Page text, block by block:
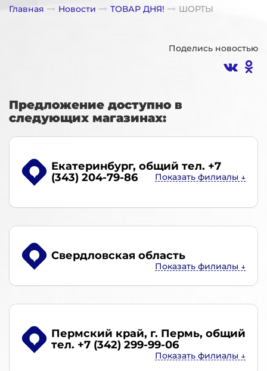
Главная Новости ТОВАР ДНЯ! ШОРТЫ
Поделись новостью
Предложение доступно в
следующих магазинах:
Екатеринбург, общий тел. +7
(343) 204-79-86
Свердловская область
Пермский край, г. Пермь, общий
тел. +7 (342) 299-99-06